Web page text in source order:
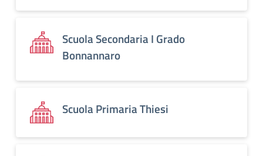
Scuola Secondaria I Grado
Bonnannaro
Scuola Primaria Thiesi